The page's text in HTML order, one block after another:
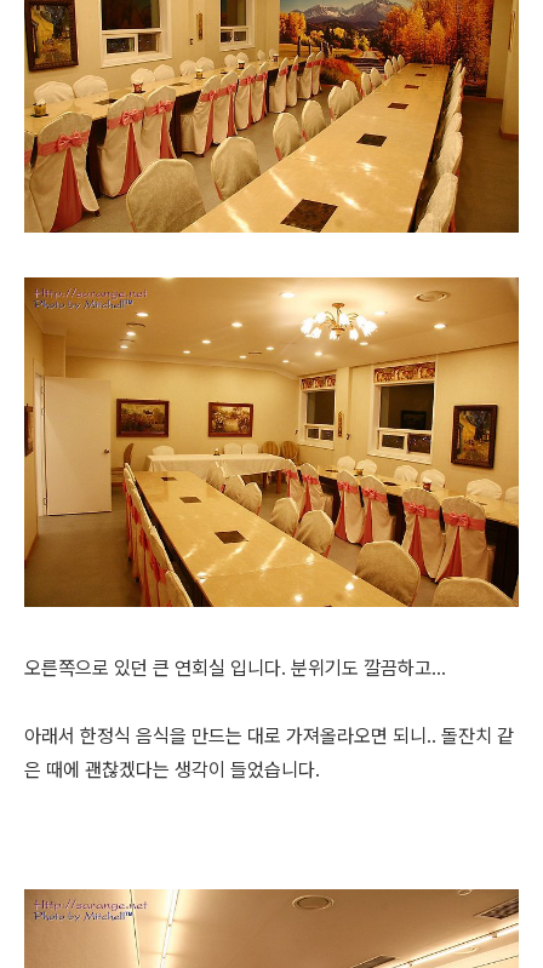
오른쪽으로 있던 큰 연회실 입니다. 분위기도 깔끔하고...
아래서 한정식 음식을 만드는 대로 가져올라오면 되니.. 돌잔치 같
은 때에 괜찮겠다는 생각이 들었습니다.